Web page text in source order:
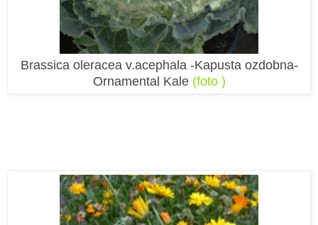
Brassica oleracea v.acephala -Kapusta ozdobna-
Ornamental Kale (foto )